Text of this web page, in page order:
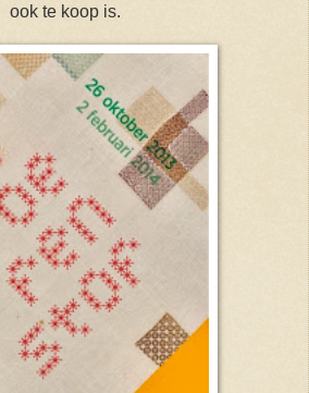
ook te koop is.